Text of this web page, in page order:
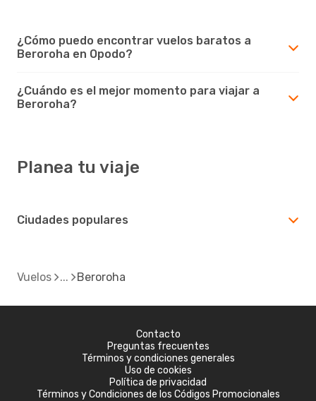
¿Cómo puedo encontrar vuelos baratos a
Beroroha en Opodo?
¿Cuándo es el mejor momento para viajar a
Beroroha?
Planea tu viaje
Ciudades populares
Vuelos Beroroha
Contacto
Preguntas frecuentes
Términos y condiciones generales
Uso de cookies
Política de privacidad
Términos y Condiciones de los Códigos Promocionales